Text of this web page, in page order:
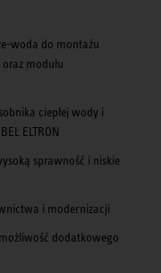
woda do montażu
modułu
ciepłej wody i
ELTRON
sprawność i niskie
i modernizacji
dodatkowego